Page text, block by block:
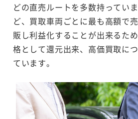
どの直売ルートを多数持ってい
ど、買取車両ごとに最も高額で
販し利益化することが出来るた
格として還元出来、高価買取に
ています。